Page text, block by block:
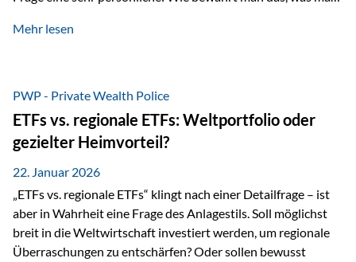
Sachwerten mit einer Investition in Sachwerte zu
gerade dann, wenn Märkte nervös werden,…
Mehr lesen
PWP - Private Wealth Police
ETFs vs. regionale ETFs: Weltportfolio oder
gezielter Heimvorteil?
22. Januar 2026
„ETFs vs. regionale ETFs“ klingt nach einer Detailfrage – ist
aber in Wahrheit eine Frage des Anlagestils. Soll möglichst
breit in die Weltwirtschaft investiert werden, um regionale
Überraschungen zu entschärfen? Oder sollen bewusst